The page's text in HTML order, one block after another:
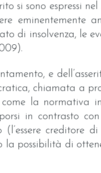
sono espressi nel
eminentemente
di insolvenza, le
e
chiamata a
la normativa
in contrasto
creditore
possibilità di